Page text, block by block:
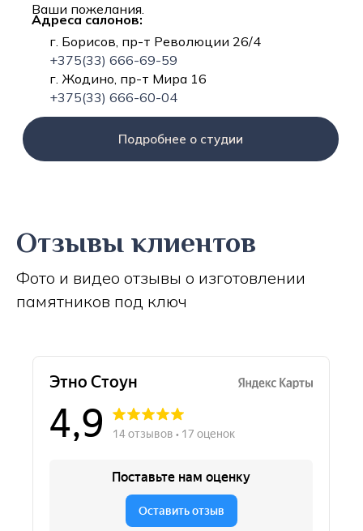
Ваши пожелания.
Адреса салонов:
г. Борисов, пр-т Революции 26/4
+375(33) 666-69-59
г. Жодино, пр-т Мира 16
+375(33) 666-60-04
Подробнее о студии
Отзывы клиентов
Фото и видео отзывы о изготовлении
памятников под ключ